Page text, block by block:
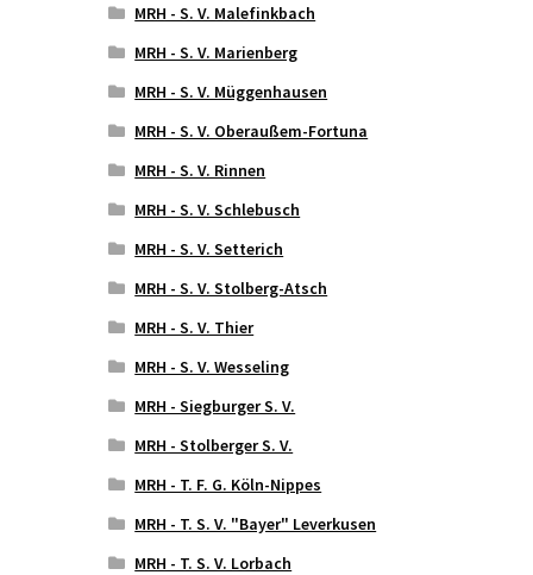
MRH - S. V. Malefinkbach
MRH - S. V. Marienberg
MRH - S. V. Müggenhausen
MRH - S. V. Oberaußem-Fortuna
MRH - S. V. Rinnen
MRH - S. V. Schlebusch
MRH - S. V. Setterich
MRH - S. V. Stolberg-Atsch
MRH - S. V. Thier
MRH - S. V. Wesseling
MRH - Siegburger S. V.
MRH - Stolberger S. V.
MRH - T. F. G. Köln-Nippes
MRH - T. S. V. "Bayer" Leverkusen
MRH - T. S. V. Lorbach